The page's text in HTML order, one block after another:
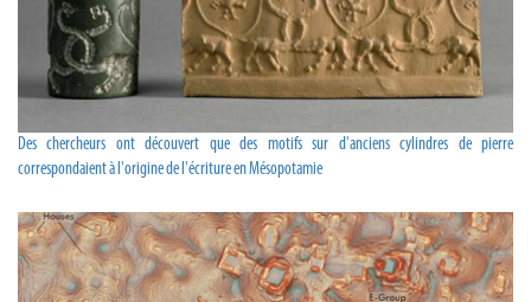
Des chercheurs ont découvert que des motifs sur d'anciens cylindres de pierre
correspondaient à l'origine de l'écriture en Mésopotamie